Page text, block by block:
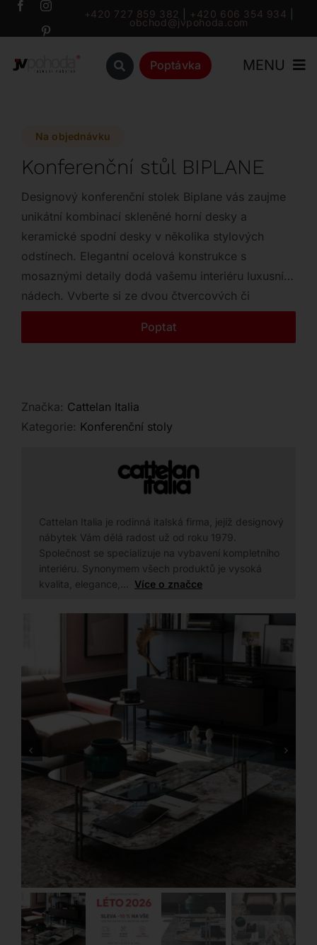
Přeskočit
+420 727 859 382 +420 606 354 934
obchod@jvpohoda.com
Poptávka MENU
Katalog
Značky
Outlet
Kontakt
Na objednávku
Konferenční stůl BIPLANE
Designový konferenční stolek Biplane vás zaujme
unikátní kombinací skleněné horní desky a
keramické spodní desky v několika stylových
odstínech. Elegantní ocelová konstrukce s
mosaznými detaily dodá vašemu interiéru luxusní
nádech. Vyberte si ze dvou čtvercových či
obdélníkových rozměrů ten pravý kousek pro váš
Poptat
Značka: Cattelan Italia
Kategorie: Konferenční stoly
Cattelan Italia je rodinná italská firma, jejíž designový
nábytek Vám dělá radost už od roku 1979.
Společnost se specializuje na vybavení kompletního
interiéru. Synonymem všech produktů je vysoká
kvalita, elegance,… Více o značce